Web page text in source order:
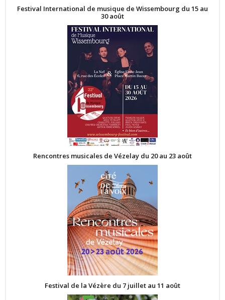
Festival International de musique de Wissembourg du 15 au
30 août
Rencontres musicales de Vézelay du 20 au 23 août
Festival de la Vézère du 7 juillet au 11 août